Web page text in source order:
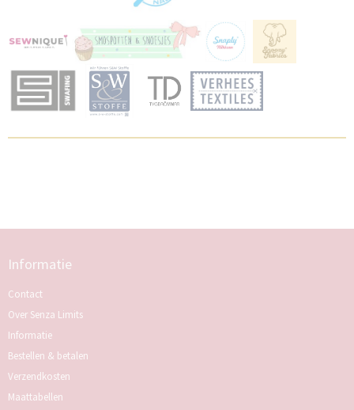
Informatie
Contact
Over Senza Limits
Informatie
Bestellen & betalen
Verzendkosten
Maattabellen